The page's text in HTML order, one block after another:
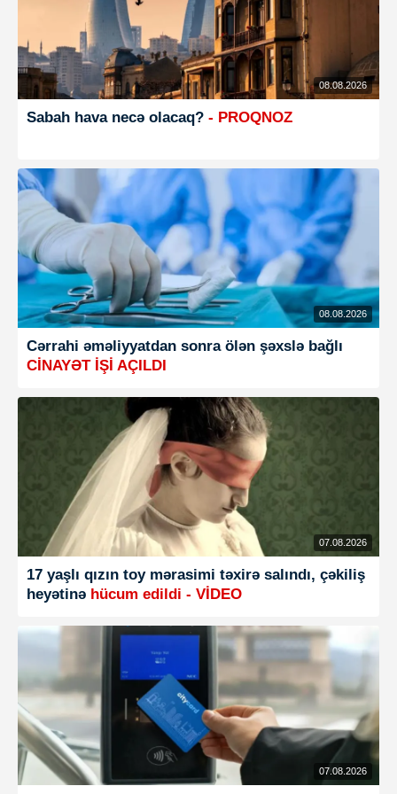
08.08.2026
Sabah hava necə olacaq? - PROQNOZ
08.08.2026
Cərrahi əməliyyatdan sonra ölən şəxslə bağlı
CİNAYƏT İŞİ AÇILDI
07.08.2026
17 yaşlı qızın toy mərasimi təxirə salındı, çəkiliş
heyətinə hücum edildi - VİDEO
07.08.2026